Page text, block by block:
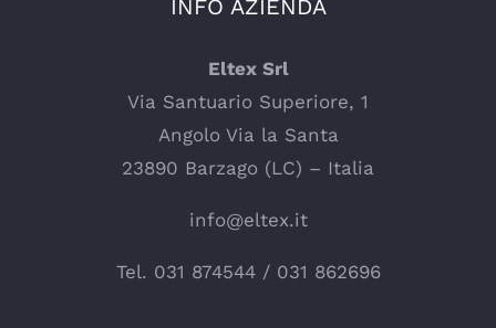
INFO AZIENDA
Eltex Srl
Via Santuario Superiore, 1
Angolo Via la Santa
23890 Barzago (LC) – Italia
info@eltex.it
Tel. 031 874544/ 031 862696